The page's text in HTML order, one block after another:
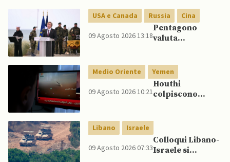
USA e Canada Russia Cina
09 Agosto 2026 13:18
Pentagono
valuta
nucleare per
scoraggiare
Cina e Russia
senza innescare
globale
Medio Oriente Yemen
09 Agosto 2026 10:21
Houthi
colpiscono
Yemen rischia
conflitto più
ampio
Libano Israele
09 Agosto 2026 07:33
Colloqui Libano-
Israele si